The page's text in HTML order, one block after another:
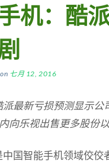
机：酷
on 七月 12, 2016
派最新亏损预测显示公
向乐视出售更多股份
中国智能手机领域佼佼